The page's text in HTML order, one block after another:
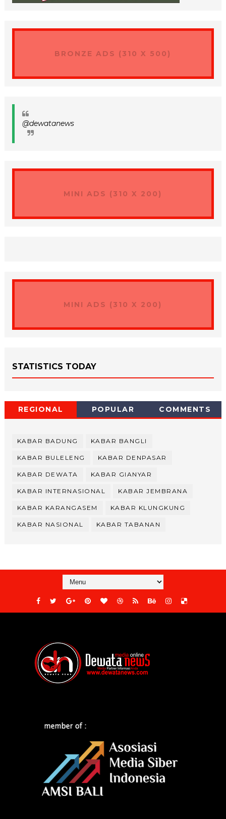
BRONZE ADS (310 X 500)
@dewatanews
MINI ADS (310 X 200)
MINI ADS (310 X 200)
STATISTICS TODAY
REGIONAL POPULAR COMMENTS
KABAR BADUNG KABAR BANGLI
KABAR BULELENG KABAR DENPASAR
KABAR DEWATA KABAR GIANYAR
KABAR INTERNASIONAL KABAR JEMBRANA
KABAR KARANGASEM KABAR KLUNGKUNG
KABAR NASIONAL KABAR TABANAN